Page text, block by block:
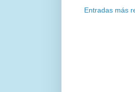
Entradas más